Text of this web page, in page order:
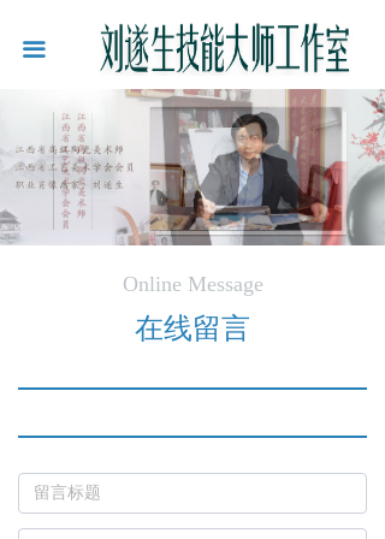
끀
Online Message
在线留言